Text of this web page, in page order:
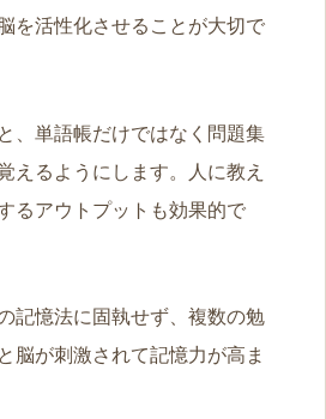
を活性化させることが大切で
、単語帳だけではなく問題集
えるようにします。人に教え
るアウトプットも効果的で
記憶法に固執せず、複数の勉
脳が刺激されて記憶力が高ま